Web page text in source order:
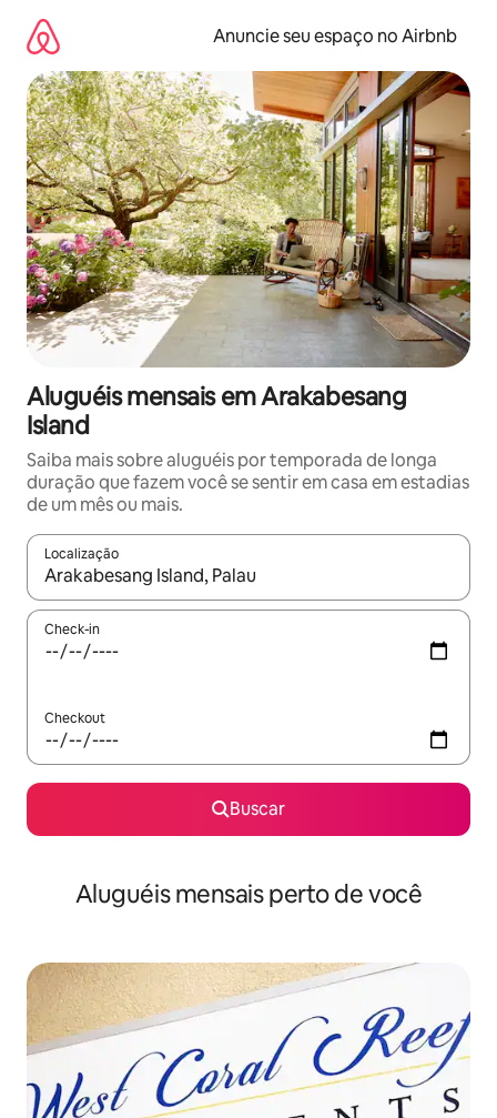
para
conteúdo
Anuncie seu espaço no Airbnb
Aluguéis mensais em Arakabesang
Island
Saiba mais sobre aluguéis por temporada de longa
duração que fazem você se sentir em casa em estadias
de um mês ou mais.
Localização
Quando os resultados estiverem disponíveis, explore-os
Check-in
Checkout
Buscar
Aluguéis mensais perto de você